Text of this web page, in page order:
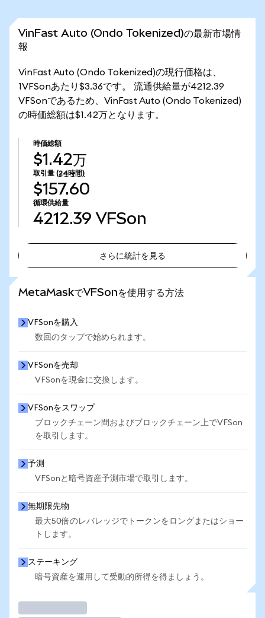
VinFast Auto (Ondo Tokenized)の最新市場情
報
VinFast Auto (Ondo Tokenized)の現行価格は、
1VFSonあたり$3.36です。 流通供給量が4212.39
VFSonであるため、VinFast Auto (Ondo Tokenized)
の時価総額は$1.42万となります。
時価総額
$1.42万
取引量 (24時間)
$157.60
循環供給量
4212.39 VFSon
さらに統計を見る
MetaMaskでVFSonを使用する方法
VFSonを購入
数回のタップで始められます。
VFSonを売却
VFSonを現金に交換します。
VFSonをスワップ
ブロックチェーン間およびブロックチェーン上でVFSon
を取引します。
予測
VFSonと暗号資産予測市場で取引します。
無期限先物
最大50倍のレバレッジでトークンをロングまたはショー
トします。
ステーキング
暗号資産を運用して受動的所得を得ましょう。